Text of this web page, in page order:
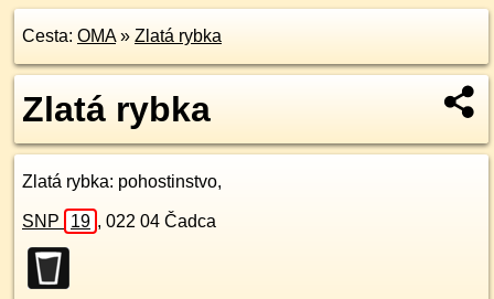
Cesta: OMA» Zlatá rybka
Zlatá rybka
Zlatá rybka: pohostinstvo,
SNP 19 , 022 04 Čadca